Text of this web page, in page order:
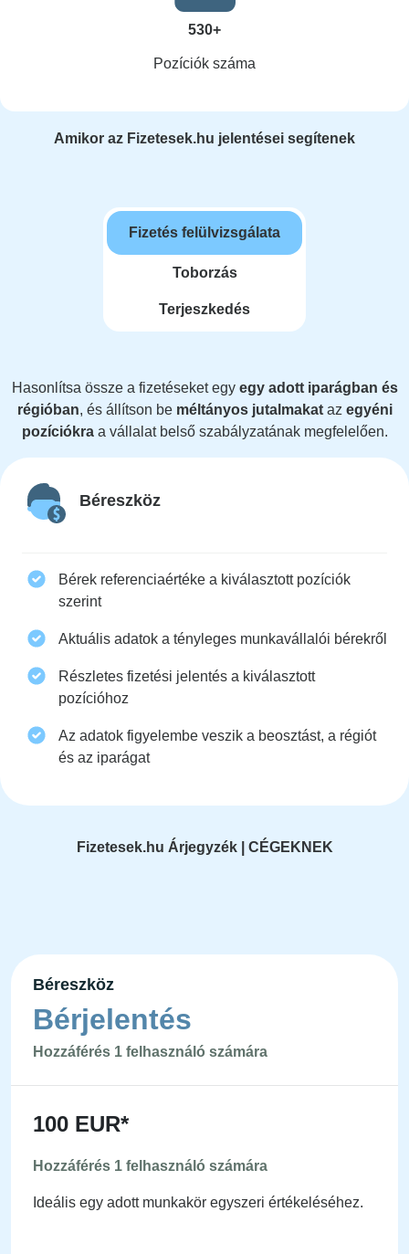
530+
Pozíciók száma
Amikor az Fizetesek.hu jelentései segítenek
Fizetés felülvizsgálata
Toborzás
Terjeszkedés
Hasonlítsa össze a fizetéseket egy egy adott iparágban és
régióban, és állítson be méltányos jutalmakataz egyéni
pozíciókraa vállalat belső szabályzatának megfelelően.
Béreszköz
Bérek referenciaértéke a kiválasztott pozíciók
szerint
Aktuális adatok a tényleges munkavállalói bérekről
Részletes fizetési jelentés a kiválasztott
pozícióhoz
Az adatok figyelembe veszik a beosztást, a régiót
és az iparágat
Fizetesek.hu Árjegyzék | CÉGEKNEK
Béreszköz
Bérjelentés
Hozzáférés 1 felhasználó számára
100 EUR*
Hozzáférés 1 felhasználó számára
Ideális egy adott munkakör egyszeri értékeléséhez.